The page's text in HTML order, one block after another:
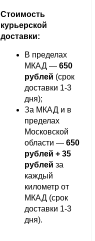
Стоимость
курьерской
доставки:
В пределах
МКАД — 650
рублей (срок
доставки 1-3
дня);
За МКАД и в
пределах
Московской
области — 650
рублей + 35
рублей за
каждый
километр от
МКАД (срок
доставки 1-3
дня).